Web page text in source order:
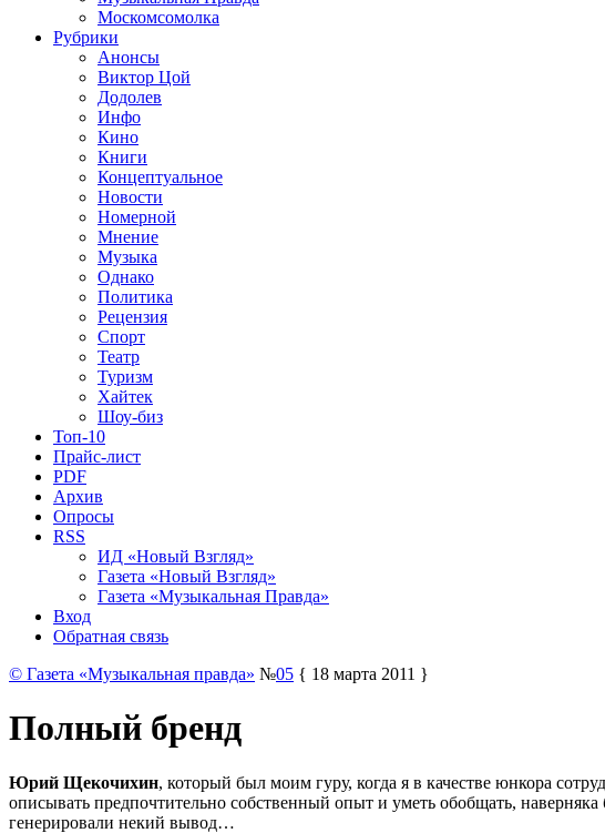
Москомсомолка
Рубрики
Анонсы
Виктор Цой
Додолев
Инфо
Кино
Книги
Концептуальное
Новости
Номерной
Мнение
Музыка
Однако
Политика
Рецензия
Спорт
Театр
Туризм
Хайтек
Шоу-биз
Топ-10
Прайс-лист
PDF
Архив
Опросы
RSS
ИД «Новый Взгляд»
Газета «Новый Взгляд»
Газета «Музыкальная Правда»
Вход
Обратная связь
© Газета «Музыкальная правда» №05 { 18 марта 2011 }
Полный бренд
Юрий Щекочихин, который был моим гуру, когда я в качестве юнкора
описывать предпочтительно собственный опыт и уметь обобщать,
генерировали некий вывод…